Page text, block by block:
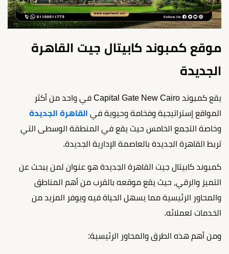
موقع كمبوند كابيتال جيت القاهرة
الجديدة
يقع كمبوند Capital Gate New Cairo في واحد من أكثر
المواقع إستراتيجية وفخامة وحيوية في القاهرة الجديدة
وخاصة التجمع الخامس حيث يقع في المنطقة الوسطى التي
تربط القاهرة الجديدة بالعاصمة الإدارية الجديدة.
كمبوند كابيتال جيت القاهرة الجديدة هو عنوان لمن يبحث عن
التميز والرقي، حيث يقع موقعه بالقرب من أهم المناطق
والمحاور الرئيسية مما يسهل الحياة فيه ويوفر المزيد من
الخدمات لعملائه.
ومن أهم هذه الطرق والمحاور الرئيسية: